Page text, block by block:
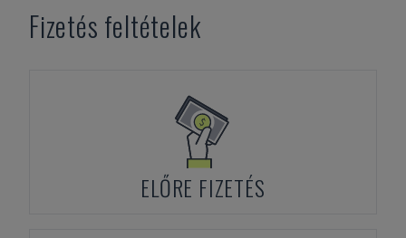
Fizetés feltételek
ELŐRE FIZETÉS